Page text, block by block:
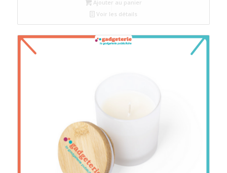
Ajouter au panier
Voir les détails